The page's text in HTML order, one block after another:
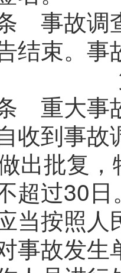
故调查
结束。
大事故
收到事
出批复
超过30
按照人
事故发